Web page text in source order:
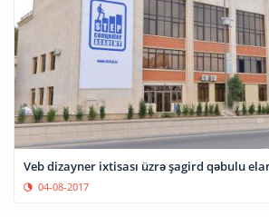
Veb dizayner ixtisası üzrə şagird qəbulu
04-08-2017